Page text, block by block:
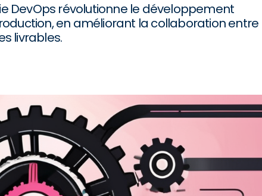
DevOps révolutionne le développement
en améliorant la collaboration entre
livrables.